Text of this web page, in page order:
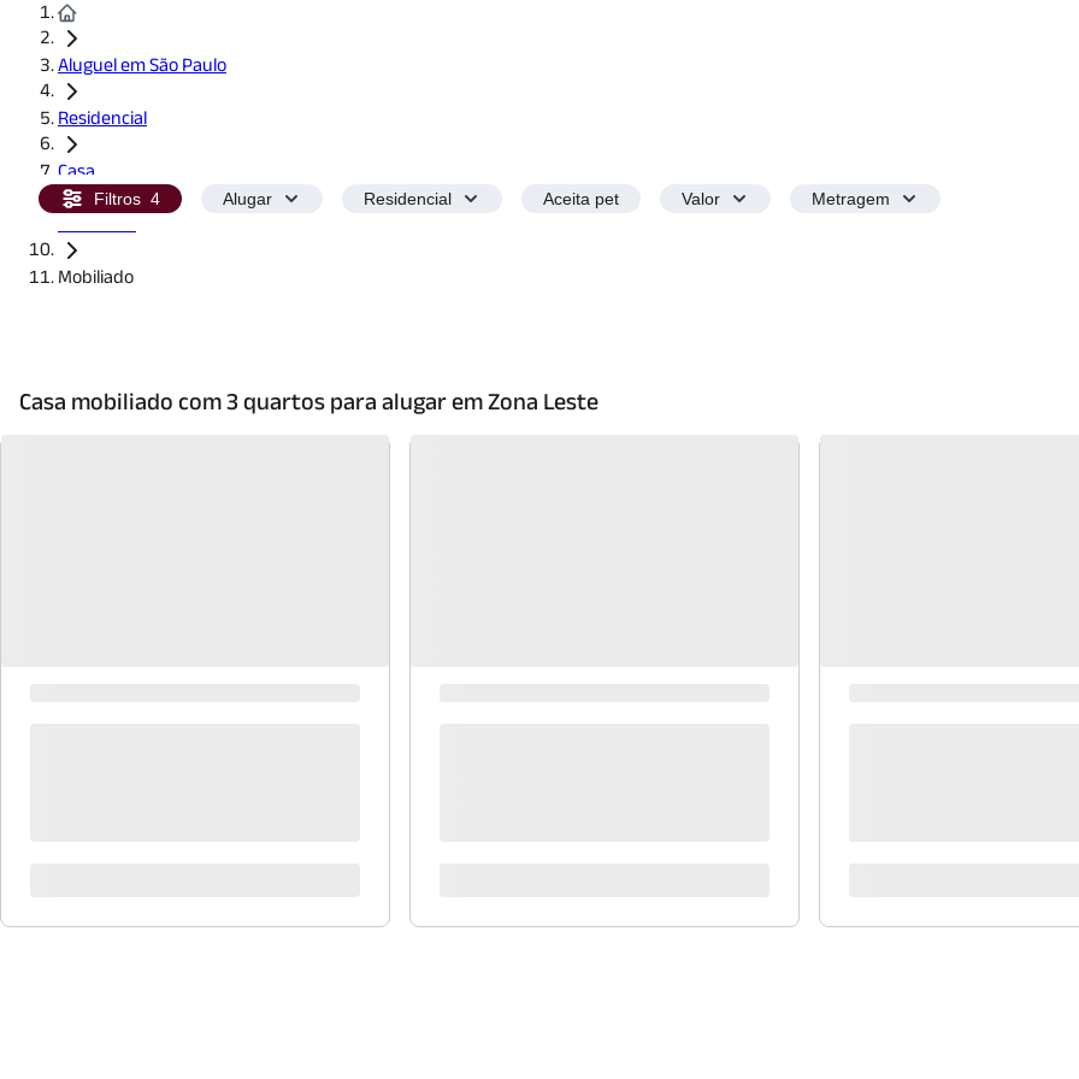
Aluguel em São Paulo
Residencial
Casa
Mobiliado
Filtros 4 Alugar Residencial Aceita pet Valor Metragem
Casa mobiliado com 3 quartos para alugar em Zona Leste